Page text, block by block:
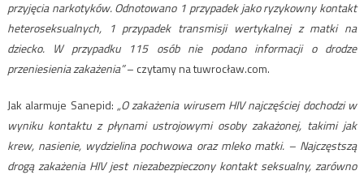
przyjęcia narkotyków. Odnotowano 1 przypadek jako ryzykowny kontakt
heteroseksualnych, 1 przypadek transmisji wertykalnej z matki na
dziecko. W przypadku 115 osób nie podano informacji o drodze
przeniesienia zakażenia”– czytamy na tuwrocław.com.
Jak alarmuje Sanepid: „O zakażenia wirusem HIV najczęściej dochodzi w
wyniku kontaktu z płynami ustrojowymi osoby zakażonej, takimi jak
krew, nasienie, wydzielina pochwowa oraz mleko matki. – Najczęstszą
drogą zakażenia HIV jest niezabezpieczony kontakt seksualny, zarówno